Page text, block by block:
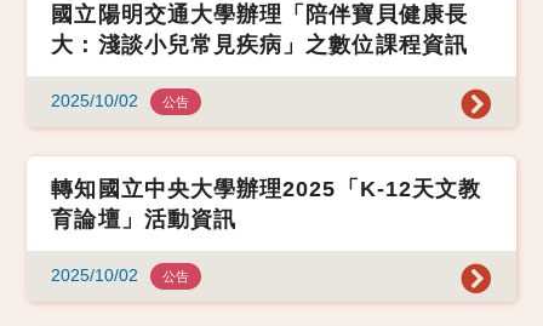
國立陽明交通大學辦理「陪伴寶貝健康長
大：淺談小兒常見疾病」之數位課程資訊
2025/10/02 公告
轉知國立中央大學辦理2025「K-12天文教
育論壇」活動資訊
2025/10/02 公告